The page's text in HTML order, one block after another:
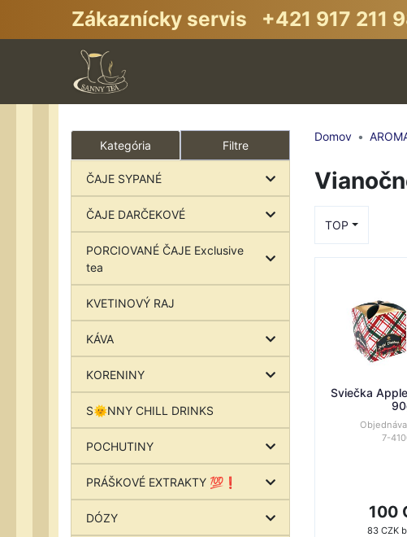
Zákaznícky servis +421 917 211
Kategória Filtre
ČAJE SYPANÉ
ČAJE DARČEKOVÉ
PORCIOVANÉ ČAJE Exclusive
tea
KVETINOVÝ RAJ
KÁVA
KORENINY
S🌞NNY CHILL DRINKS
POCHUTINY
PRÁŠKOVÉ EXTRAKTY 💯❗
DÓZY
Domov
TOP
Sviečka
7-
100
83 CZK